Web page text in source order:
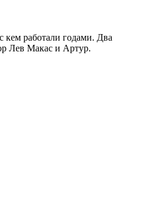
кем работали годами. Два
Лев Макас и Артур.